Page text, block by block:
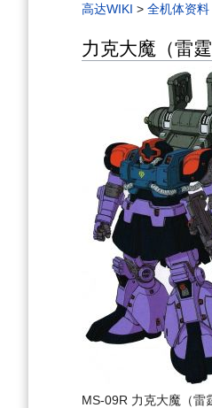
高达WIKI > 全机体资料
力克大魔（雷
MS-09R 力克大魔（雷